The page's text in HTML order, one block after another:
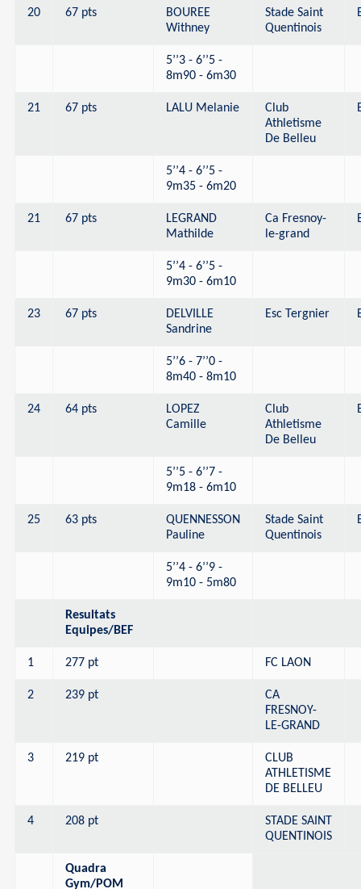
20 67 pts
BOUREE
Withney
Stade Saint
Quentinois
5’’3 - 6’’5 -
8m90 - 6m30
21 67 pts LALU Melanie
Club
Athletisme
De Belleu
5’’4 - 6’’5 -
9m35 - 6m20
21 67 pts
LEGRAND
Mathilde
Ca Fresnoy-
le-grand
5’’4 - 6’’5 -
9m30 - 6m10
23 67 pts
DELVILLE
Sandrine
Esc Tergnier
5’’6 - 7’’0 -
8m40 - 8m10
24 64 pts
LOPEZ
Camille
Club
Athletisme
De Belleu
5’’5 - 6’’7 -
9m18 - 6m10
25 63 pts
QUENNESSON
Pauline
Stade Saint
Quentinois
5’’4 - 6’’9 -
9m10 - 5m80
Resultats
Equipes/BEF
1 277 pt FC LAON
2 239 pt
CA
FRESNOY-
LE-GRAND
3 219 pt
CLUB
ATHLETISME
DE BELLEU
4 208 pt
STADE SAINT
QUENTINOIS
Quadra
Gym/POM